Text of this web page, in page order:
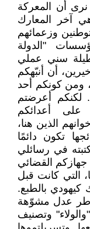
أن المعركة
آخر المعارك
وزعمائهم
"الدولة
طيلة سني عملي
أن أنبّهكم
ومن كونكم أحد
لكنكم أعرضتم
على أعدائكم
الذين هنا،
تكون دائمًا
في رسائلي
جهازكم القضائي
التي كانت قبل
كيهودي بالطبع.
عدل مشوّهة
وتصنيف